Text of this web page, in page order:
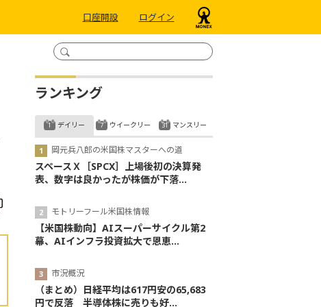
口座開設 ログイン
ランキング
デイリー
岡元兵八郎の米国株マスターへの道
スペースＸ［SPCX］上場後初の決算発
表、数字は良かったが株価が下落...
モトリーフール米国株情報
【米国株動向】AIスーパーサイクル第2
幕、AIインフラ投資拡大で恩恵...
市況概況
（まとめ）日経平均は617円安の65,683
円で反落 半導体株に売りも好...
ウイークリー マンスリー